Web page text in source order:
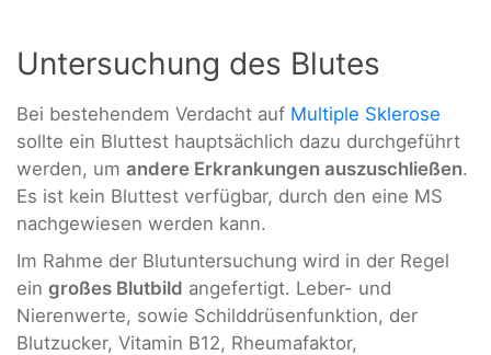
Untersuchung des Blutes
Bei bestehendem Verdacht auf Multiple Sklerose
sollte ein Bluttest hauptsächlich dazu durchgeführt
werden, um andere Erkrankungen auszuschließen.
Es ist kein Bluttest verfügbar, durch den eine MS
nachgewiesen werden kann.
Im Rahme der Blutuntersuchung wird in der Regel
ein großes Blutbild angefertigt. Leber- und
Nierenwerte, sowie Schilddrüsenfunktion, der
Blutzucker, Vitamin B12, Rheumafaktor,